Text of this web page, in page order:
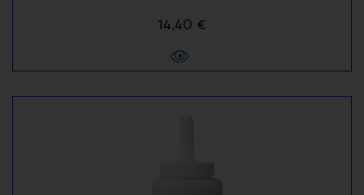
14,40 €